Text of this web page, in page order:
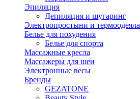
Эпиляция
Депиляция и шугаринг
Электропростыни и термоодеяла
Белье для похудения
Белье для спорта
Массажные кресла
Массажеры для шеи
Электронные весы
Бренды
GEZATONE